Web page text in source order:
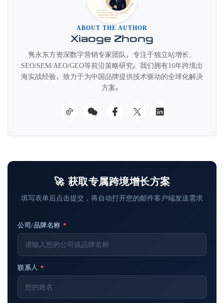
ABOUT THE AUTHOR
Xiaoge Zhong
隽永东方资深数字营销专家团队，专注于独立站增长、
SEO/SEM/AEO/GEO等前沿策略研究。我们拥有16年跨境出
海实战经验，致力于为中国品牌提供技术驱动的全球化解决
方案。
🚀 获取专属跨境增长方案
填写表单后点击提交，将自动打开您的邮件客户端发送需求
公司/品牌名称 *
联系人 *